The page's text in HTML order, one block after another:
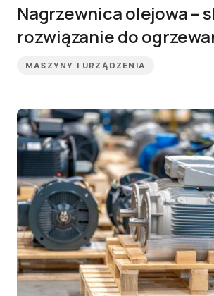
Nagrzewnica olejowa –
rozwiązanie do
MASZYNY I URZĄDZENIA